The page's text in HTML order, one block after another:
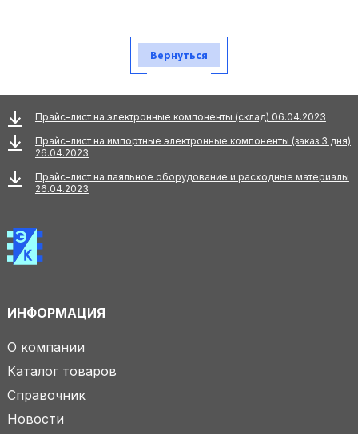
Вернуться
Прайс-лист на электронные компоненты (склад) 06.04.2023
Прайс-лист на импортные электронные компоненты (заказ 3 дня)
26.04.2023
Прайс-лист на паяльное оборудование и расходные материалы
26.04.2023
ИНФОРМАЦИЯ
О компании
Каталог товаров
Справочник
Новости